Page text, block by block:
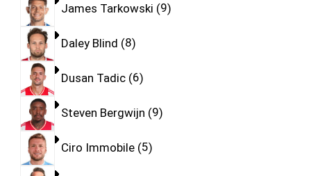
James Tarkowski 9
Daley Blind 8
Dusan Tadic 6
Steven Bergwijn 9
Ciro Immobile 5